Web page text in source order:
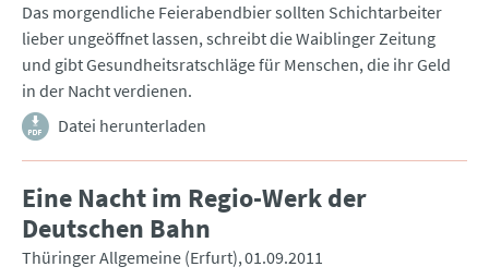
Das morgendliche Feierabendbier sollten Schichtarbeiter
lieber ungeöffnet lassen, schreibt die Waiblinger Zeitung
und gibt Gesundheitsratschläge für Menschen, die ihr Geld
in der Nacht verdienen.
Datei herunterladen
Eine Nacht im Regio-Werk der
Deutschen Bahn
Thüringer Allgemeine (Erfurt) 01.09.2011